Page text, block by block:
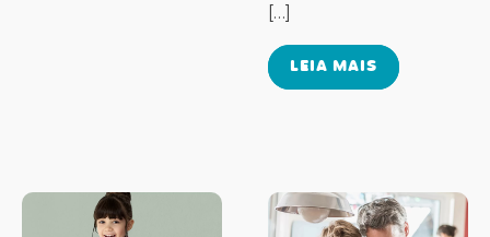
[…]
LEIA MAIS